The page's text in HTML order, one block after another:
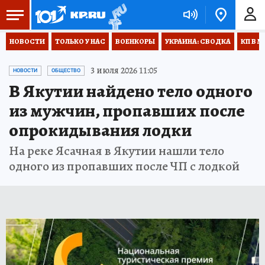
НОВОСТИ ТОЛЬКО У НАС ВОЕНКОРЫ УКРАИНА: СВОДКА КП В
НОВОСТИ ОБЩЕСТВО 3 июля 2026 11:05
В Якутии найдено тело одного
из мужчин, пропавших после
опрокидывания лодки
На реке Ясачная в Якутии нашли тело
одного из пропавших после ЧП с лодкой